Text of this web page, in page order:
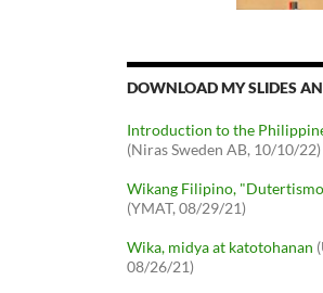
DOWNLOAD MY SLIDES
Introduction to the
(Niras Sweden AB, 10/10/22)
Wikang Filipino,
(YMAT, 08/29/21)
Wika, midya at katotohanan
08/26/21)